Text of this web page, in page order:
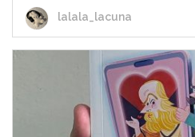
lalala_lacuna